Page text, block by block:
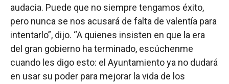
audacia. Puede que no siempre tengamos éxito,
pero nunca se nos acusará de falta de valentía para
intentarlo”, dijo. “A quienes insisten en que la era
del gran gobierno ha terminado, escúchenme
cuando les digo esto: el Ayuntamiento ya no dudará
en usar su poder para mejorar la vida de los